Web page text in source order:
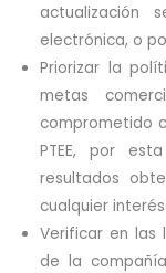
actualización
electrónica, o
Priorizar la
metas
comprometido
PTEE, por
resultados
cualquier
Verificar en las
de la